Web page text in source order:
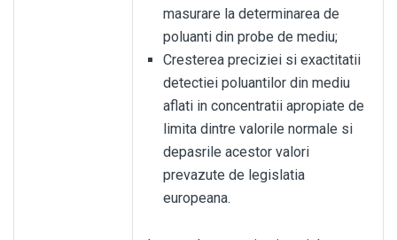
masurare la determinarea de
poluanti din probe de mediu;
Cresterea preciziei si exactitatii
detectiei poluantilor din mediu
aflati in concentratii apropiate de
limita dintre valorile normale si
depasrile acestor valori
prevazute de legislatia
europeana.